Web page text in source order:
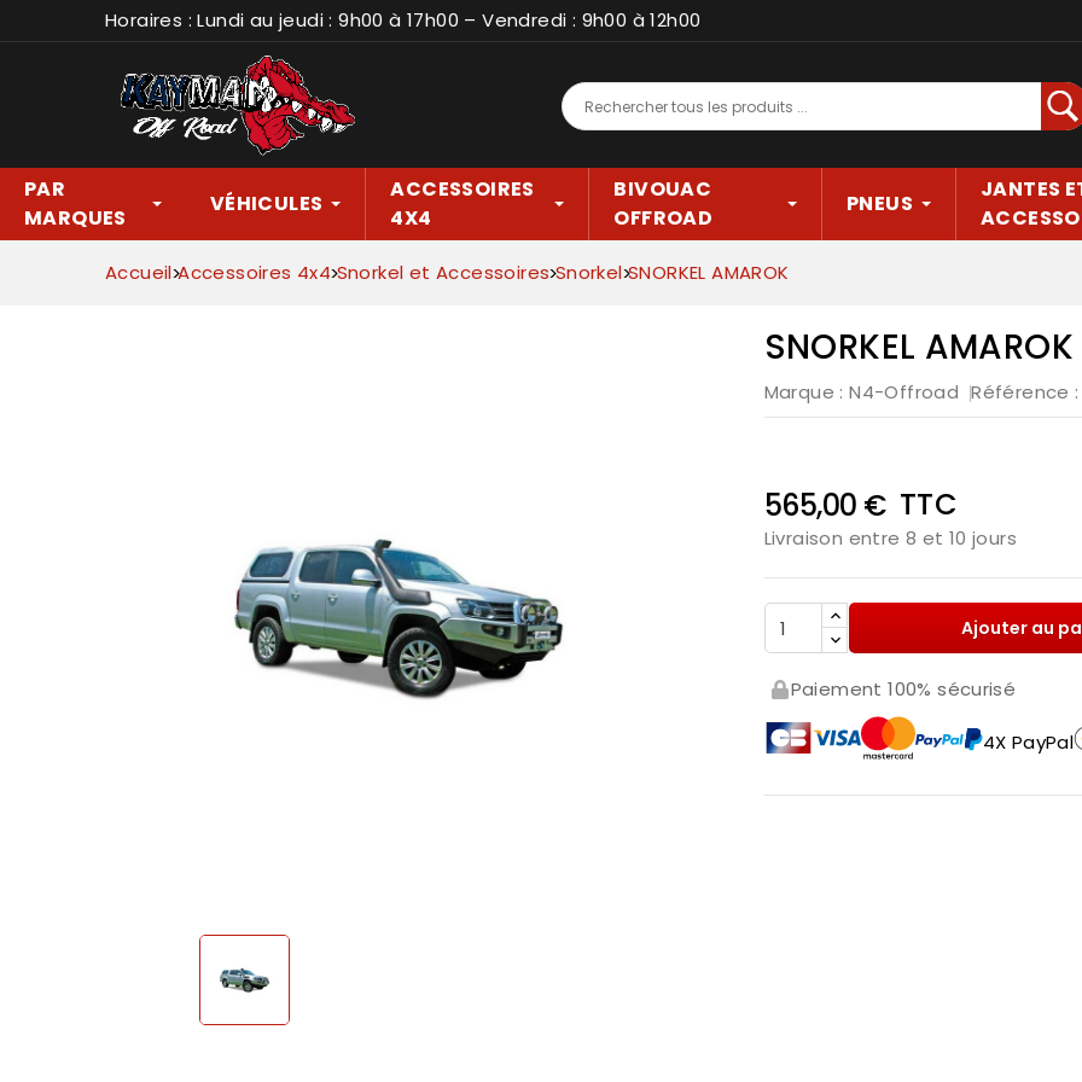
Horaires : Lundi au jeudi : 9h00 à 17h00 – Vendredi : 9h00 à 12h00
PAR
MARQUES
VÉHICULES
ACCESSOIRES
4X4
BIVOUAC
OFFROAD
PNEUS
JANTES
Accueil Accessoires 4x4 Snorkel et Accessoires Snorkel SNORKEL AMAROK
SNORKEL AMAROK
Marque : N4-Offroad Référence
565,00 € TTC
Livraison entre 8 et 10 jours
Ajouter au
Paiement 100% sécurisé
4X PayPal